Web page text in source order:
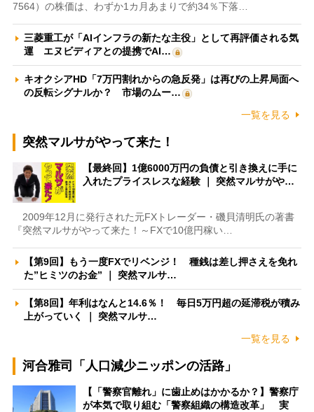
7564）の株価は、わずか1カ月あまりで約34％下落…
三菱重工が「AIインフラの新たな主役」として再評価される気
運 エヌビディアとの提携でAI…
キオクシアHD「7万円割れからの急反発」は再びの上昇局面へ
の反転シグナルか？ 市場のムー…
一覧を見る
突然マルサがやって来た！
【最終回】1億6000万円の負債と引き換えに手に
入れたプライスレスな経験 ｜ 突然マルサがや…
2009年12月に発行された元FXトレーダー・磯貝清明氏の著書
『突然マルサがやって来た！～FXで10億円稼い…
【第9回】もう一度FXでリベンジ！ 種銭は差し押さえを免れ
た”ヒミツのお金” ｜ 突然マルサ…
【第8回】年利はなんと14.6％！ 毎日5万円超の延滞税が積み
上がっていく ｜ 突然マルサ…
一覧を見る
河合雅司「人口減少ニッポンの活路」
【「警察官離れ」に歯止めはかかるか？】警察庁
が本気で取り組む「警察組織の構造改革」 実